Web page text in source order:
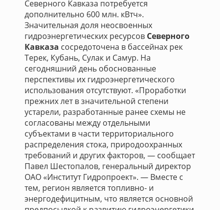
Северного Кавказа потребуется
дополнительно 600 млн. кВтч».
Значительная доля неосвоенных
гидроэнергетических ресурсов Северного
Кавказа сосредоточена в бассейнах рек
Терек, Кубань, Сулак и Самур. На
сегодняшний день обоснованные
перспективы их гидроэнергетического
использования отсутствуют. «Проработки
прежних лет в значительной степени
устарели, разработанные ранее схемы не
согласованы между отдельными
субъектами в части территориального
распределения стока, природоохранных
требований и других факторов, — сообщает
Павел Шестопалов, генеральный директор
ОАО «Институт Гидропроект». — Вместе с
тем, регион является топливно- и
энергодефицитным, что является основной